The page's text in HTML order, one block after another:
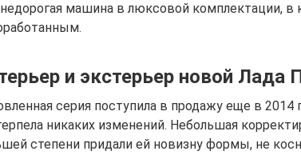
машина в люксовой комплектации, в
и экстерьер новой Лада
серия поступила в продажу еще в 2014
никаких изменений. Небольшая
степени придали ей новизну формы, не